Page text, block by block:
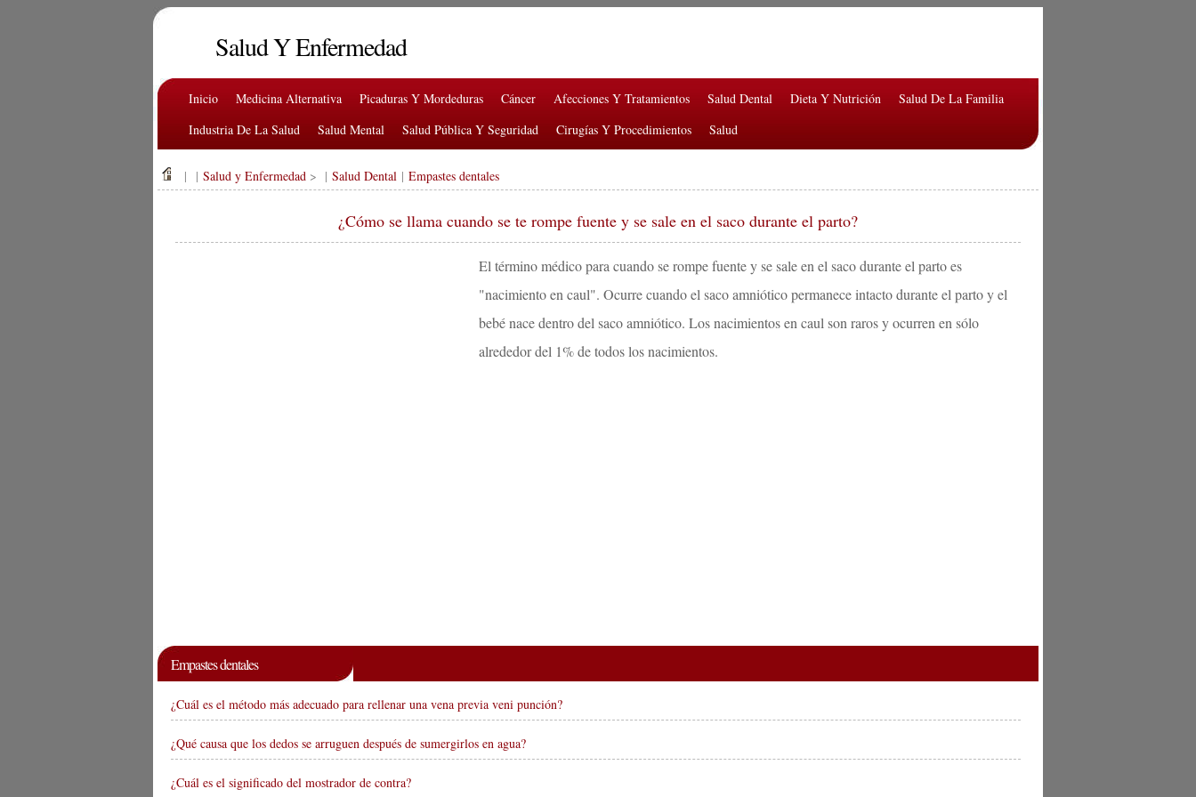
Salud Y Enfermedad
Inicio Medicina Alternativa Picaduras Y Mordeduras Cáncer Afecciones Y Tratamientos Salud Dental Dieta Y Nutrición
Salud De La Familia
Industria De La Salud
Salud Mental Salud Pública Y Seguridad Cirugías Y Procedimientos Salud
| | Salud y Enfermedad > | Salud Dental | Empastes dentales
¿Cómo se llama cuando se te rompe fuente y se sale en el saco durante el parto?
El término médico para cuando se rompe fuente y se sale en el saco durante el parto es
"nacimiento en caul". Ocurre cuando el saco amniótico permanece intacto durante el parto y el
bebé nace dentro del saco amniótico. Los nacimientos en caul son raros y ocurren en sólo
alrededor del 1% de todos los nacimientos.
Empastes dentales
¿Cuál es el método más adecuado para rellenar una vena previa veni punción?
¿Qué causa que los dedos se arruguen después de sumergirlos en agua?
¿Cuál es el significado del mostrador de contra?